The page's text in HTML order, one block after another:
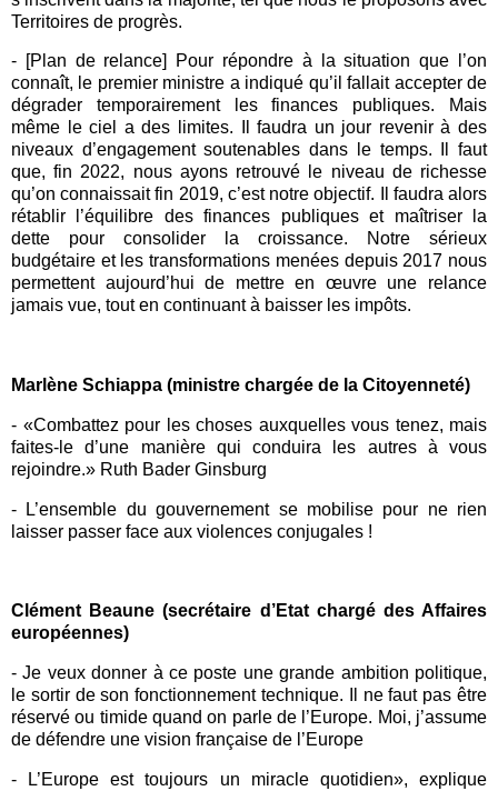
Territoires de progrès.
- [Plan de relance] Pour répondre à la situation que l’on
connaît, le premier ministre a indiqué qu’il fallait accepter de
dégrader temporairement les finances publiques. Mais
même le ciel a des limites. Il faudra un jour revenir à des
niveaux d’engagement soutenables dans le temps. Il faut
que, fin 2022, nous ayons retrouvé le niveau de richesse
qu’on connaissait fin 2019, c’est notre objectif. Il faudra alors
rétablir l’équilibre des finances publiques et maîtriser la
dette pour consolider la croissance. Notre sérieux
budgétaire et les transformations menées depuis 2017 nous
permettent aujourd’hui de mettre en œuvre une relance
jamais vue, tout en continuant à baisser les impôts.
Marlène Schiappa (ministre chargée de la Citoyenneté)
- «Combattez pour les choses auxquelles vous tenez, mais
faites-le d’une manière qui conduira les autres à vous
rejoindre.» Ruth Bader Ginsburg
- L’ensemble dugouvernement se mobilise pour ne rien
laisser passer face aux violences conjugales !
Clément Beaune (secrétaire d’Etat chargé des Affaires
européennes)
- Je veux donner à ce poste une grande ambition politique,
le sortir de son fonctionnement technique. Il ne faut pas être
réservé ou timide quand on parle de l’Europe. Moi, j’assume
de défendre une vision française de l’Europe
- L’Europe est toujours un miracle quotidien», explique